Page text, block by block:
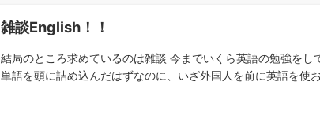
雑談English！！
結局のところ求めているのは雑談 今までいくら英語の勉強を
単語を頭に詰め込んだはずなのに、いざ外国人を前に英語を使